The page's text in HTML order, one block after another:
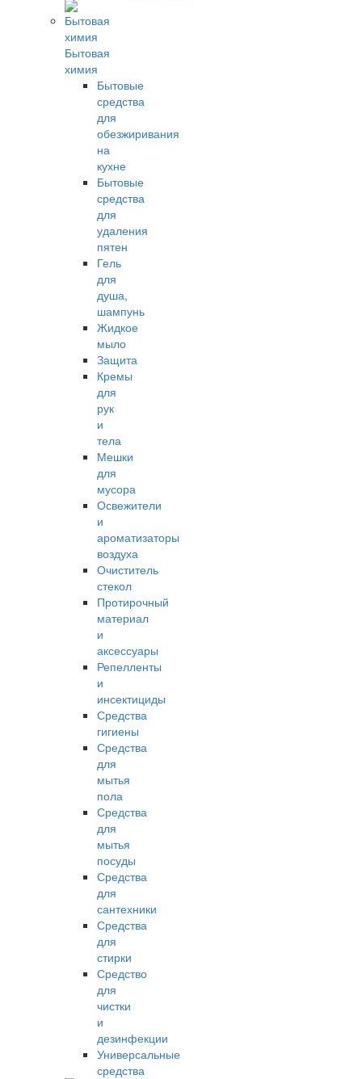
Бытовая
химия
Бытовые
средства
для
обезжиривания
на
кухне
Бытовые
средства
для
удаления
пятен
Гель
для
душа,
шампунь
Жидкое
мыло
Защита
Кремы
для
рук
и
тела
Мешки
для
мусора
Освежители
и
ароматизаторы
воздуха
Очиститель
стекол
Протирочный
материал
и
аксессуары
Репелленты
и
инсектициды
Средства
гигиены
Средства
для
мытья
пола
Средства
для
мытья
посуды
Средства
для
сантехники
Средства
для
стирки
Средство
для
чистки
и
дезинфекции
Универсальные
средства